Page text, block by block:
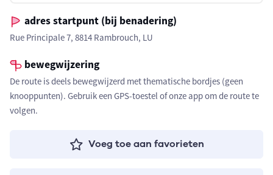
adres startpunt (bij benadering)
Rue Principale 7, 8814 Rambrouch, LU
bewegwijzering
De route is deels bewegwijzerd met thematische bordjes (geen
knooppunten). Gebruik een GPS-toestel of onze app om de route te
volgen.
Voeg toe aan favorieten